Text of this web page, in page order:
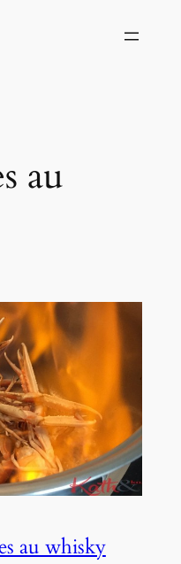
au
au whisky